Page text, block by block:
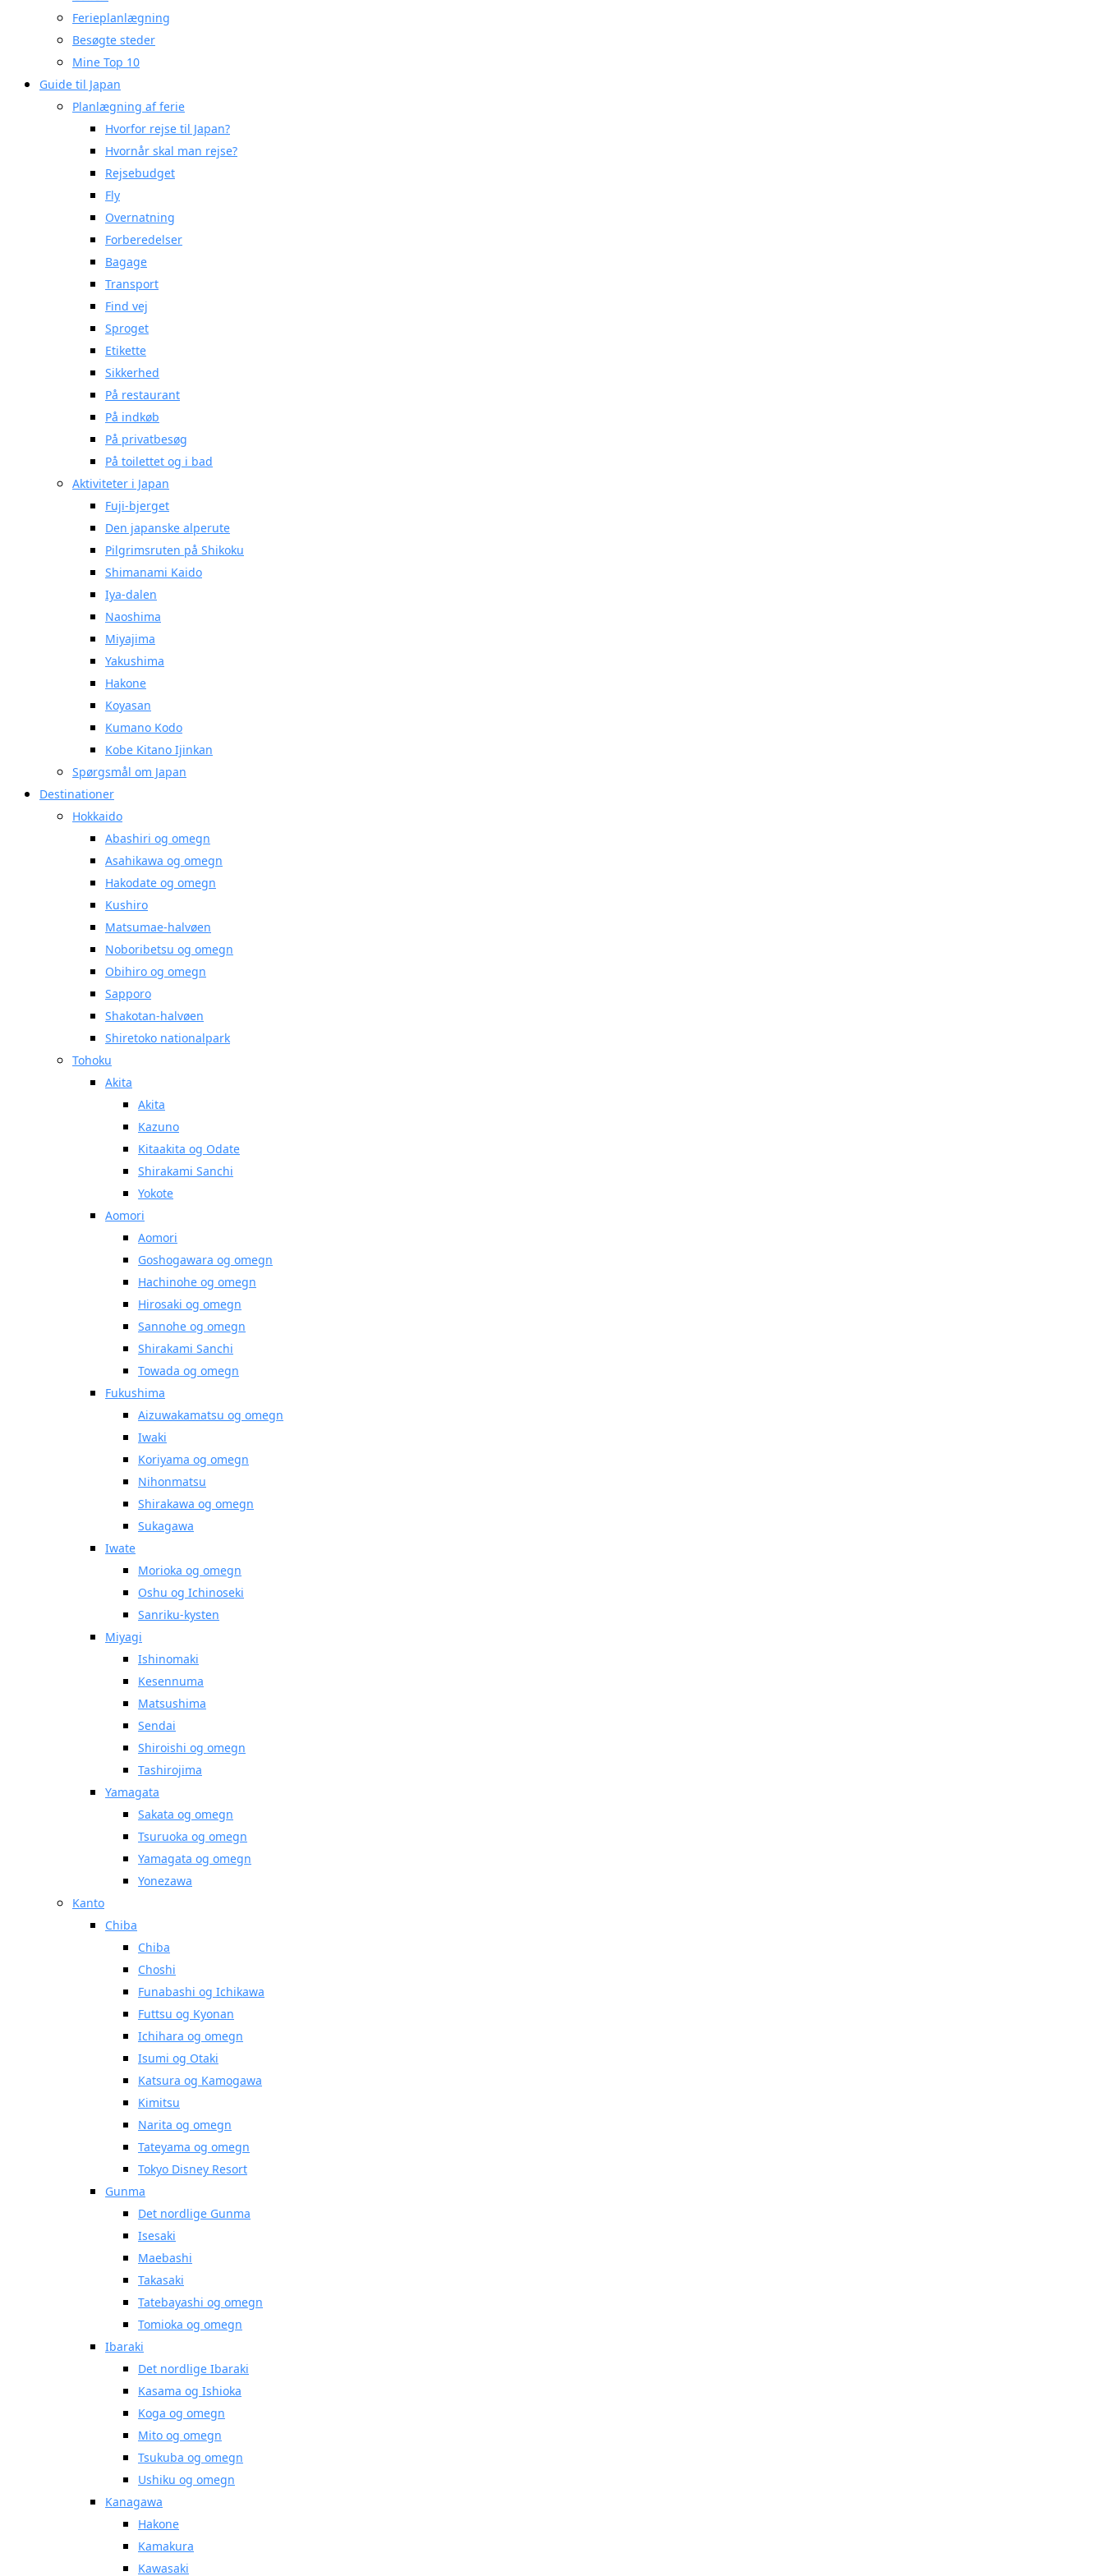
Ferieplanlægning
Besøgte steder
Mine Top 10
Guide til Japan
Planlægning af ferie
Hvorfor rejse til Japan?
Hvornår skal man rejse?
Rejsebudget
Fly
Overnatning
Forberedelser
Bagage
Transport
Find vej
Sproget
Etikette
Sikkerhed
På restaurant
På indkøb
På privatbesøg
På toilettet og i bad
Aktiviteter i Japan
Fuji-bjerget
Den japanske alperute
Pilgrimsruten på Shikoku
Shimanami Kaido
Iya-dalen
Naoshima
Miyajima
Yakushima
Hakone
Koyasan
Kumano Kodo
Kobe Kitano Ijinkan
Spørgsmål om Japan
Destinationer
Hokkaido
Abashiri og omegn
Asahikawa og omegn
Hakodate og omegn
Kushiro
Matsumae-halvøen
Noboribetsu og omegn
Obihiro og omegn
Sapporo
Shakotan-halvøen
Shiretoko nationalpark
Tohoku
Akita
Akita
Kazuno
Kitaakita og Odate
Shirakami Sanchi
Yokote
Aomori
Aomori
Goshogawara og omegn
Hachinohe og omegn
Hirosaki og omegn
Sannohe og omegn
Shirakami Sanchi
Towada og omegn
Fukushima
Aizuwakamatsu og omegn
Iwaki
Koriyama og omegn
Nihonmatsu
Shirakawa og omegn
Sukagawa
Iwate
Morioka og omegn
Oshu og Ichinoseki
Sanriku-kysten
Miyagi
Ishinomaki
Kesennuma
Matsushima
Sendai
Shiroishi og omegn
Tashirojima
Yamagata
Sakata og omegn
Tsuruoka og omegn
Yamagata og omegn
Yonezawa
Kanto
Chiba
Chiba
Choshi
Funabashi og Ichikawa
Futtsu og Kyonan
Ichihara og omegn
Isumi og Otaki
Katsura og Kamogawa
Kimitsu
Narita og omegn
Tateyama og omegn
Tokyo Disney Resort
Gunma
Det nordlige Gunma
Isesaki
Maebashi
Takasaki
Tatebayashi og omegn
Tomioka og omegn
Ibaraki
Det nordlige Ibaraki
Kasama og Ishioka
Koga og omegn
Mito og omegn
Tsukuba og omegn
Ushiku og omegn
Kanagawa
Hakone
Kamakura
Kawasaki